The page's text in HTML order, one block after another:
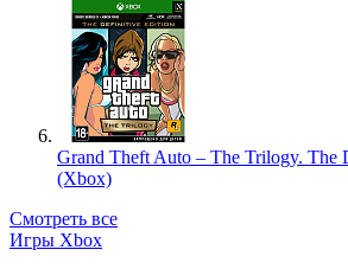
Grand Theft Auto – The Trilogy. The
(Xbox)
Смотреть все
Игры Xbox